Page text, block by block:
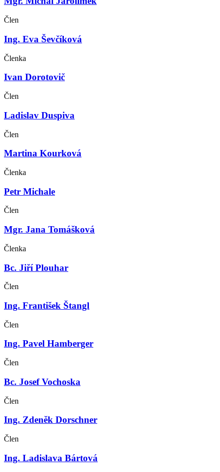
Člen
Ing. Eva Ševčíková
Členka
Ivan Dorotovič
Člen
Ladislav Duspiva
Člen
Martina Kourková
Členka
Petr Michale
Člen
Mgr. Jana Tomášková
Členka
Bc. Jiří Plouhar
Člen
Ing. František Štangl
Člen
Ing. Pavel Hamberger
Člen
Bc. Josef Vochoska
Člen
Ing. Zdeněk Dorschner
Člen
Ing. Ladislava Bártová